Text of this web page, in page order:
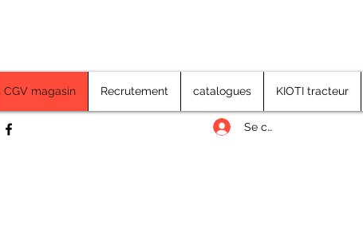
CGV magasin Recrutement catalogues KIOTI tracteur
Se connecter